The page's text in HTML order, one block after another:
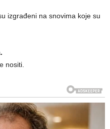
izgrađeni na snovima koje su
nositi.